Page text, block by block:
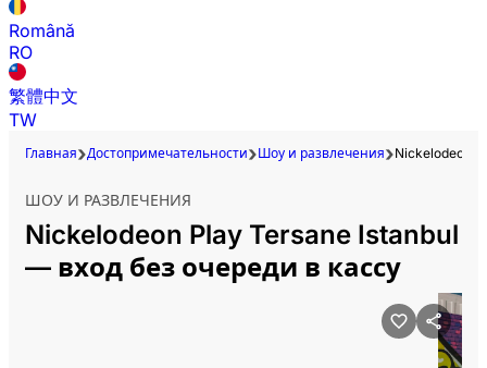
Română
RO
繁體中文
TW
Главная Достопримечательности Шоу и развлечения Nickelodeon
ШОУ И РАЗВЛЕЧЕНИЯ
Nickelodeon Play Tersane Istanbul
— вход без очереди в кассу